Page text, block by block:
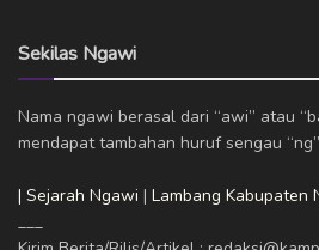
Sekilas Ngawi
Nama ngawi berasal dari “awi” atau
mendapat tambahan huruf sengau
| Sejarah Ngawi | Lambang Kabupaten
___